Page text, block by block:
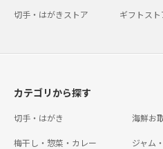
切手・はがきストア ギフトスト
カテゴリから探す
切手・はがき 海鮮お
梅干し・惣菜・カレー ジャム